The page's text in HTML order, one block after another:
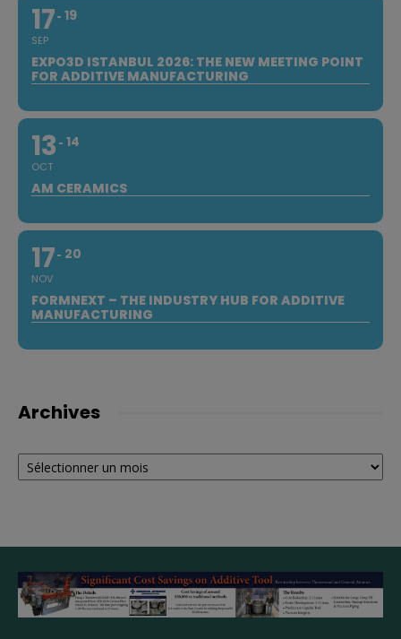
17
SEP
19
EXPO3D ISTANBUL 2026: THE NEW MEETING POINT
FOR ADDITIVE MANUFACTURING
13
OCT
14
AM CERAMICS
17
NOV
20
FORMNEXT – THE INDUSTRY HUB FOR ADDITIVE
MANUFACTURING
Archives
Archives